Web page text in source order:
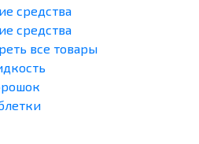
средства
средства
все товары